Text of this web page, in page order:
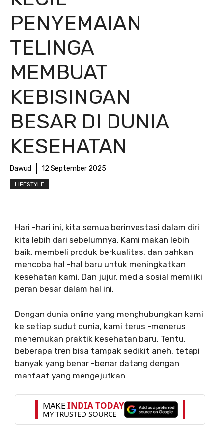
PENYEMAIAN
TELINGA
MEMBUAT
KEBISINGAN
BESAR DI DUNIA
KESEHATAN
Dawud 12 September 2025
LIFESTYLE
Hari -hari ini, kita semua berinvestasi dalam diri
kita lebih dari sebelumnya. Kami makan lebih
baik, membeli produk berkualitas, dan bahkan
mencoba hal -hal baru untuk meningkatkan
kesehatan kami. Dan jujur, media sosial memiliki
peran besar dalam hal ini.
Dengan dunia online yang menghubungkan kami
ke setiap sudut dunia, kami terus -menerus
menemukan praktik kesehatan baru. Tentu,
beberapa tren bisa tampak sedikit aneh, tetapi
banyak yang benar -benar datang dengan
manfaat yang mengejutkan.